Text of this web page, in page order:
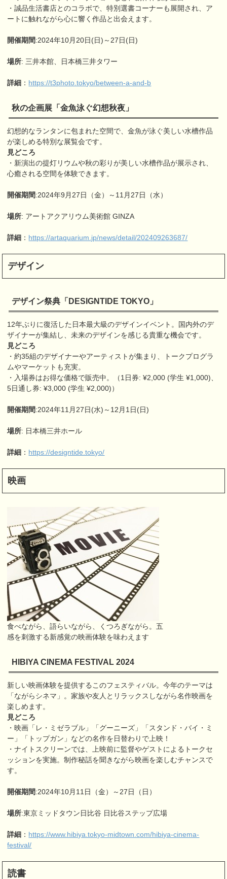
・誠品生活書店とのコラボで、特別選書コーナーも展開され、ア
ートに触れながら心に響く作品と出会えます。
開催期間:2024年10月20日(日)～27日(日)
場所: 三井本館、日本橋三井タワー
詳細 ： https://t3photo.tokyo/between-a-and-b
秋の企画展「金魚泳ぐ幻想秋夜」
幻想的なランタンに包まれた空間で、金魚が泳ぐ美しい水槽作品
が楽しめる特別な展覧会です。
見どころ
・新演出の提灯リウムや秋の彩りが美しい水槽作品が展示され、
心癒される空間を体験できます。
開催期間:2024年9月27日（金）～11月27日（水）
場所: アートアクアリウム美術館 GINZA
詳細 ： https://artaquarium.jp/news/detail/202409263687/
デザイン
デザイン祭典「DESIGNTIDE TOKYO」
12年ぶりに復活した日本最大級のデザインイベント。国内外のデ
ザイナーが集結し、未来のデザインを感じる貴重な機会です。
見どころ
・約35組のデザイナーやアーティストが集まり、トークプログラ
ムやマーケットも充実。
・入場券はお得な価格で販売中。（1日券: ¥2,000 (学生 ¥1,000)、
5日通し券: ¥3,000 (学生 ¥2,000)）
開催期間:2024年11月27日(水)～12月1日(日)
場所: 日本橋三井ホール
詳細 ： https://designtide.tokyo/
映画
食べながら、語らいながら、くつろぎながら。五
感を刺激する新感覚の映画体験を味わえます
HIBIYA CINEMA FESTIVAL 2024
新しい映画体験を提供するこのフェスティバル。今年のテーマは
「ながらシネマ」。家族や友人とリラックスしながら名作映画を
楽しめます。
見どころ
・映画「レ・ミゼラブル」「グーニーズ」「スタンド・バイ・ミ
ー」「トップガン」などの名作を日替わりで上映！
・ナイトスクリーンでは、上映前に監督やゲストによるトークセ
ッションを実施。制作秘話を聞きながら映画を楽しむチャンスで
す。
開催期間:2024年10月11日（金）～27日（日）
場所:東京ミッドタウン日比谷 日比谷ステップ広場
詳細 ： https://www.hibiya.tokyo-midtown.com/hibiya-cinema-
festival/
読書